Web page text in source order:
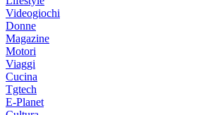
Videogiochi
Donne
Magazine
Motori
Viaggi
Cucina
Tgtech
E-Planet